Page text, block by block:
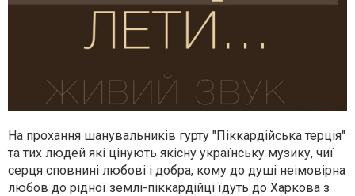
На прохання шанувальників гурту "Піккардійська терція"
та тих людей які цінують якісну українську музику, чиї
серця сповнині любові і добра, кому до душі неімовірна
любов до рідної землі-піккардійці їдуть до Харкова з